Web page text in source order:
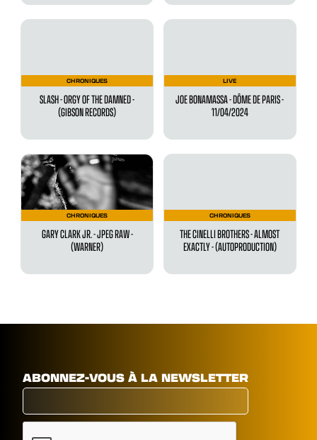
CHRONIQUES
SLASH - ORGY OF THE DAMNED -
(GIBSON RECORDS)
LIVE
JOE BONAMASSA - DÔME DE PARIS -
11/04/2024
CHRONIQUES
GARY CLARK JR. - JPEG RAW -
(WARNER)
CHRONIQUES
THE CINELLI BROTHERS - ALMOST
EXACTLY - (AUTOPRODUCTION)
ABONNEZ-VOUS À LA NEWSLETTER